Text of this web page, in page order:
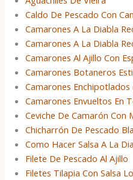
Caldo De Pescado Con
Camarones A La Diabla
Camarones A La Diabla
Camarones Al Ajillo Con
Camarones Botaneros
Camarones Enchipotlados
Camarones Envueltos En
Ceviche De Camarón Con
Chicharrón De Pescado
Como Hacer Salsa A La
Filete De Pescado Al Ajillo
Filetes Tilapia Con Salsa